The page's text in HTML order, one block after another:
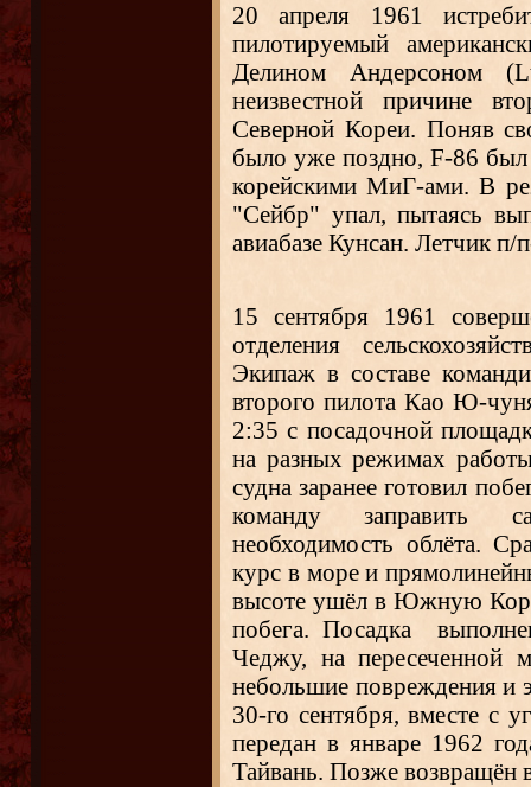
20 апреля 1961
пилотируемый
Делином Андерсоном
неизвестной причине
Северной Кореи. Поняв
было уже поздно, F-86 был
корейскими МиГ-ами. В
"Сейбр" упал, пытаясь
авиабазе Кунсан. Летчик
15 сентября 1961
отделения
Экипаж в составе
второго пилота Као Ю-
2:35 с посадочной
на разных режимах
судна заранее готовил
команду заправить
необходимость облёта.
курс в море и
высоте ушёл в Южную
побега. Посадка
Чеджу, на пересеченной
небольшие повреждения и
30-го сентября, вместе
передан в январе 1962
Тайвань. Позже